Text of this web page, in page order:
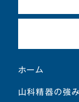
ホーム
山科精器の強み